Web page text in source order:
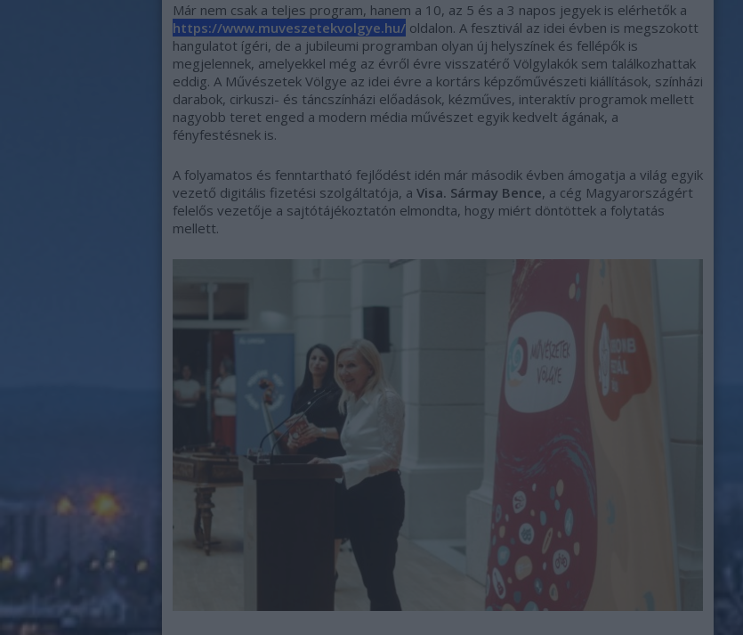
Már nem csak a teljes program, hanem a 10, az 5 és a 3 napos jegyek is elérhetők a
https://www.muveszetekvolgye.hu/ oldalon. A fesztivál az idei évben is megszokott
hangulatot ígéri, de a jubileumi programban olyan új helyszínek és fellépők is
megjelennek, amelyekkel még az évről évre visszatérő Völgylakók sem találkozhattak
eddig. A Művészetek Völgye az idei évre a kortárs képzőművészeti kiállítások, színházi
darabok, cirkuszi- és táncszínházi előadások, kézműves, interaktív programok mellett
nagyobb teret enged a modern média művészet egyik kedvelt ágának, a
fényfestésnek is.
A folyamatos és fenntartható fejlődést idén már második évben ámogatja a világ egyik
vezető digitális fizetési szolgáltatója, a Visa. Sármay Bence, a cég Magyarországért
felelős vezetője a sajtótájékoztatón elmondta, hogy miért döntöttek a folytatás
mellett.